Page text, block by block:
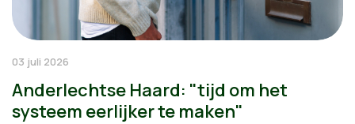
03 juli 2026
Anderlechtse Haard: "tijd om het
systeem eerlijker te maken"